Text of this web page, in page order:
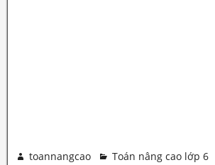
toannangcao Toán nâng cao lớp 6